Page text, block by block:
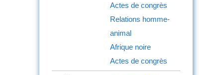
Actes de congrès
Relations homme-
animal
Afrique noire
Actes de congrès